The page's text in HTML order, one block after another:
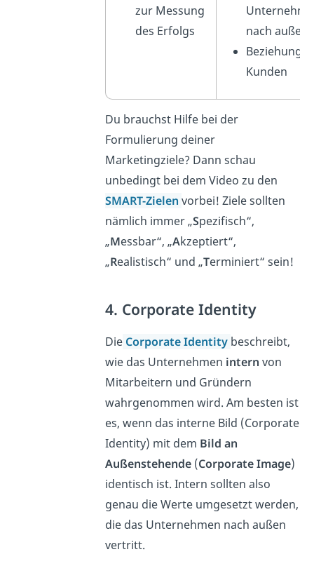
zur Messung
des Erfolgs
nach außen
Beziehung
Kunden
Du brauchst Hilfe bei der
Formulierung deiner
Marketingziele? Dann schau
unbedingt bei dem Video zu den
SMART-Zielen vorbei! Ziele sollten
nämlich immer „Spezifisch“,
„Messbar“, „Akzeptiert“,
„Realistisch“ und „Terminiert“ sein!
4. Corporate Identity
DieCorporate Identity beschreibt,
wie das Unternehmen intern von
Mitarbeitern und Gründern
wahrgenommen wird. Am besten ist
es, wenn das interne Bild (Corporate
Identity) mit dem Bild an
Außenstehende(Corporate Image)
identisch ist. Intern sollten also
genau die Werte umgesetzt werden,
die das Unternehmen nach außen
vertritt.